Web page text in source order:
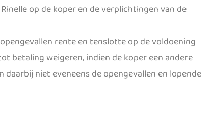
op de koper en de verplichtingen van de
rente en tenslotte op de voldoening
betaling weigeren, indien de koper een andere
niet eveneens de opengevallen en lopende